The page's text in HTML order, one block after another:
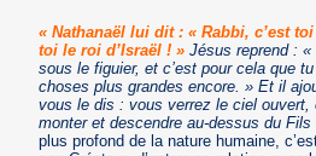
« Nathanaël lui dit : « Rabbi, c’est
toi le roi d’Israël ! » Jésus reprend : «
sous le figuier, et c’est pour cela que
choses plus grandes encore. » Et il
vous le dis : vous verrez le ciel ouvert,
monter et descendre au-dessus du Fils
plus profond de la nature humaine,